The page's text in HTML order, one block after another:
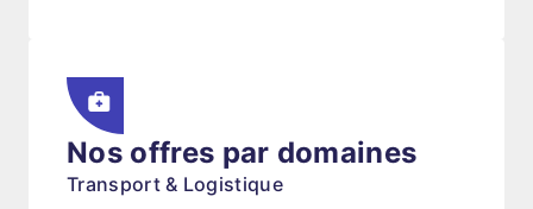
Nos offres par domaines
Transport & Logistique